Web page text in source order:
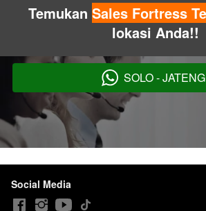
Temukan Sales Fortress
lokasi Anda!!
` SOLO - JATENG
Social Media